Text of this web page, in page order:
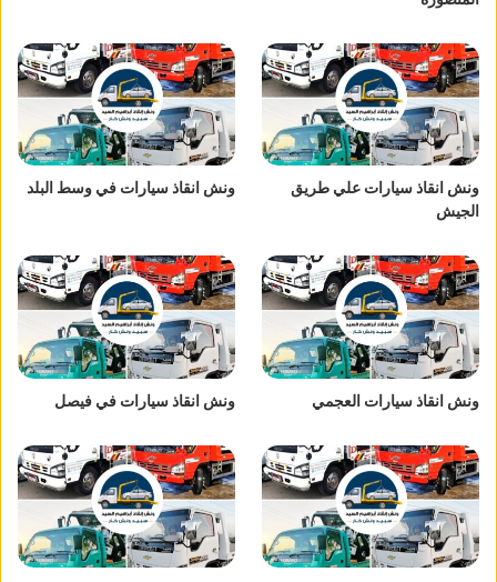
ونش انقاذ سيارات علي طريق
الجيش
ونش انقاذ سيارات في وسط البلد
ونش انقاذ سيارات العجمي ونش انقاذ سيارات في فيصل